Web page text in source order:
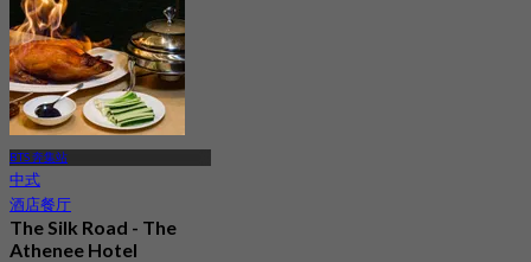
起฿ 500
BTS 奔集站
中式
酒店餐厅
The Silk Road - The
Athenee Hotel